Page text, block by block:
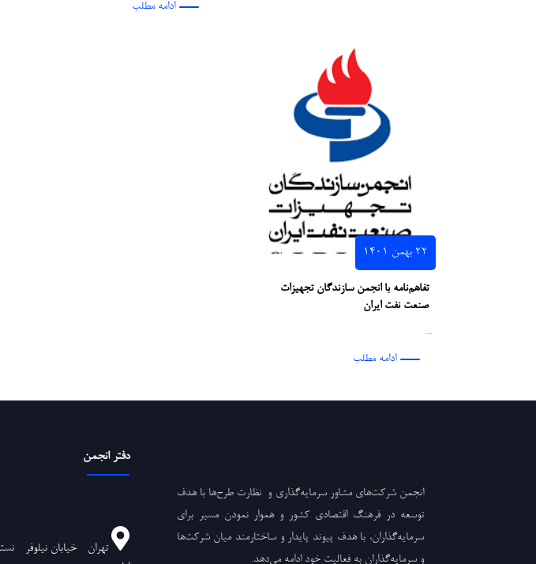
ادامه مطلب
۲۲ بهمن ۱۴۰۱
تفاهم‌نامه با انجمن سازندگان تجهیزات
صنعت نفت ایران
...
ادامه مطلب
انجمن شرکت‌های مشاور سرمایه‌گذاری و نظارت طرح‌ها با هدف
توسعه در فرهنگ اقتصادی کشور و هموار نمودن مسیر برای
سرمایه‌گذاران، با هدف پیوند پایدار و ساختارمند میان شرکت‌ها
و سرمایه‌گذاران به فعالیت خود ادامه می‌دهد.
دفتر انجمن